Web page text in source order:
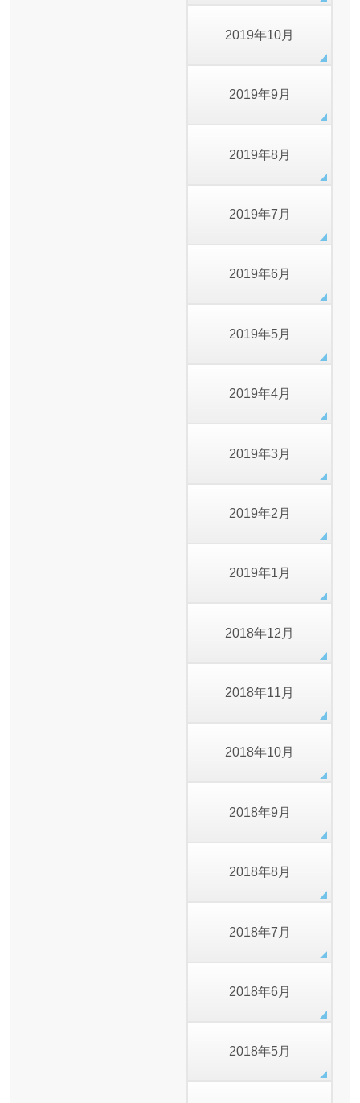
2019年10月
2019年9月
2019年8月
2019年7月
2019年6月
2019年5月
2019年4月
2019年3月
2019年2月
2019年1月
2018年12月
2018年11月
2018年10月
2018年9月
2018年8月
2018年7月
2018年6月
2018年5月